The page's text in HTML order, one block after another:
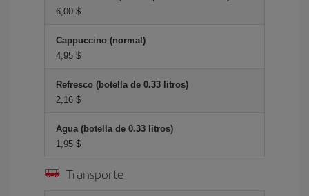
6,00 $
Cappuccino (normal)
4,95 $
Refresco (botella de 0.33 litros)
2,16 $
Agua (botella de 0.33 litros)
1,95 $
Transporte